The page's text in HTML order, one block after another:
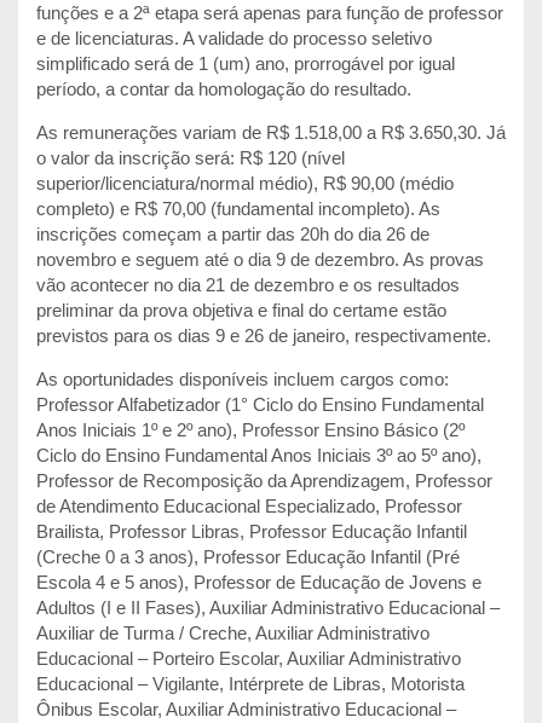
funções e a 2ª etapa será apenas para função de professor
e de licenciaturas. A validade do processo seletivo
simplificado será de 1 (um) ano, prorrogável por igual
período, a contar da homologação do resultado.
As remunerações variam de R$ 1.518,00 a R$ 3.650,30. Já
o valor da inscrição será: R$ 120 (nível
superior/licenciatura/normal médio), R$ 90,00 (médio
completo) e R$ 70,00 (fundamental incompleto). As
inscrições começam a partir das 20h do dia 26 de
novembro e seguem até o dia 9 de dezembro. As provas
vão acontecer no dia 21 de dezembro e os resultados
preliminar da prova objetiva e final do certame estão
previstos para os dias 9 e 26 de janeiro, respectivamente.
As oportunidades disponíveis incluem cargos como:
Professor Alfabetizador (1° Ciclo do Ensino Fundamental
Anos Iniciais 1º e 2º ano), Professor Ensino Básico (2º
Ciclo do Ensino Fundamental Anos Iniciais 3º ao 5º ano),
Professor de Recomposição da Aprendizagem, Professor
de Atendimento Educacional Especializado, Professor
Brailista, Professor Libras, Professor Educação Infantil
(Creche 0 a 3 anos), Professor Educação Infantil (Pré
Escola 4 e 5 anos), Professor de Educação de Jovens e
Adultos (I e II Fases), Auxiliar Administrativo Educacional –
Auxiliar de Turma / Creche, Auxiliar Administrativo
Educacional – Porteiro Escolar, Auxiliar Administrativo
Educacional – Vigilante, Intérprete de Libras, Motorista
Ônibus Escolar, Auxiliar Administrativo Educacional –